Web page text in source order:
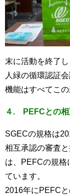
末に活動を終了
人緑の循環認証
機能はすべてこ
４. PEFCとの相
SGECの規格は
相互承認の審査
は、PEFCの規格
ています。
2016年にPEFC